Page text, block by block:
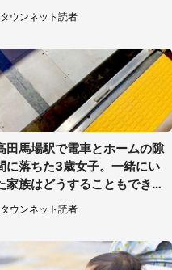
ていて（神奈川県・60代女性）
ウンネット読者
田馬場駅で電車とホームの隙
に落ちた3歳女子。一緒にい
家族はどうすることもできな
て...（埼玉県・50代女性）
ウンネット読者